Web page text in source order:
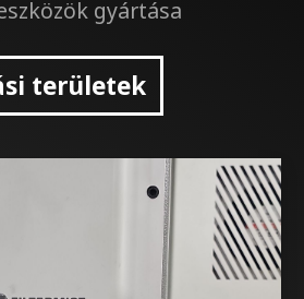
gyártása
területek